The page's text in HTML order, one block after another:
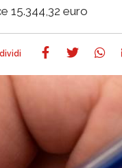
15.344,32 euro